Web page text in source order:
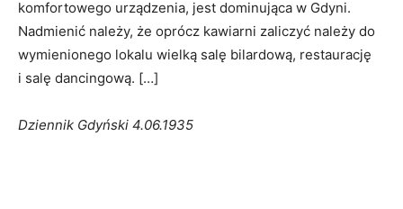
komfortowego urządzenia, jest dominująca w Gdyni.
Nadmienić należy, że oprócz kawiarni zaliczyć należy do
wymienionego lokalu wielką salę bilardową, restaurację
i salę dancingową. […]
Dziennik Gdyński 4.06.1935